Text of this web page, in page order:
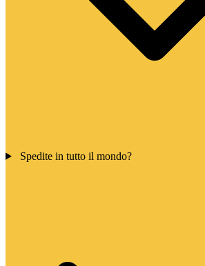
Spedite in tutto il mondo?